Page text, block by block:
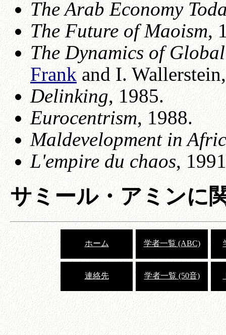
The Arab Economy
The Future of Maoism,
The Dynamics of
Frankand I.
Delinking, 1985.
Eurocentrism, 1988.
Maldevelopment in
L'empire du chaos, 1991
サミール・アミンに
ホーム 学者一覧 (ABC)
連絡先 学者一覧 (50音)